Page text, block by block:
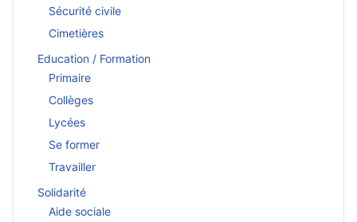
Sécurité civile
Cimetières
Education / Formation
Primaire
Collèges
Lycées
Se former
Travailler
Solidarité
Aide sociale